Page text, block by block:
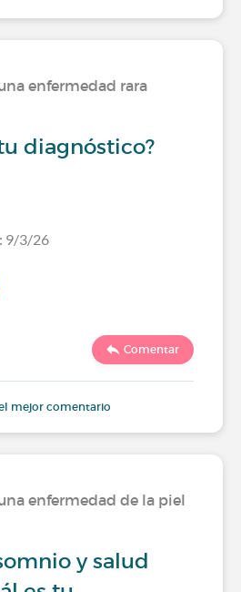
enfermedad rara
diagnóstico?
9/3/26
Comentar
mejor comentario
enfermedad de la piel
y salud